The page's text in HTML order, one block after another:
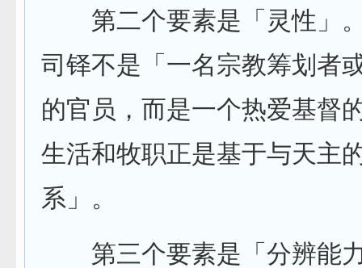
第二个要素是「灵性」
司铎不是「一名宗教筹划者
的官员，而是一个热爱基督
生活和牧职正是基于与天主
系」。
第三个要素是「分辨能